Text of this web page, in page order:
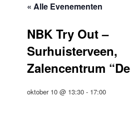
« Alle Evenementen
NBK Try Out –
Surhuisterveen,
Zalencentrum
oktober 10 @ 13:30 - 17:00